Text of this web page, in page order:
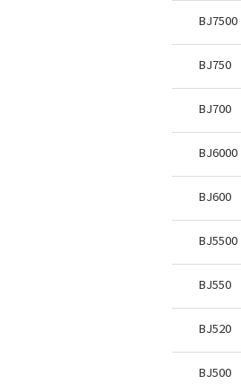
BJ7500
BJ750
BJ700
BJ6000
BJ600
BJ5500
BJ550
BJ520
BJ500